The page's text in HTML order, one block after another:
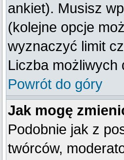
ankiet). Musisz
(kolejne opcje
wyznaczyć limit
Liczba możliwych
Powrót do góry
Jak mogę
Podobnie jak z
twórców,